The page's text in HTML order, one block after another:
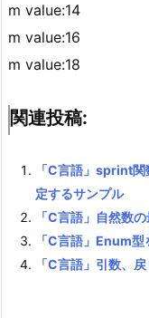
m value:14
m value:16
m value:18
関連投稿:
「C言語」sprint
定するサンプル
「C言語」自然数
「C言語」Enum
「C言語」引数、